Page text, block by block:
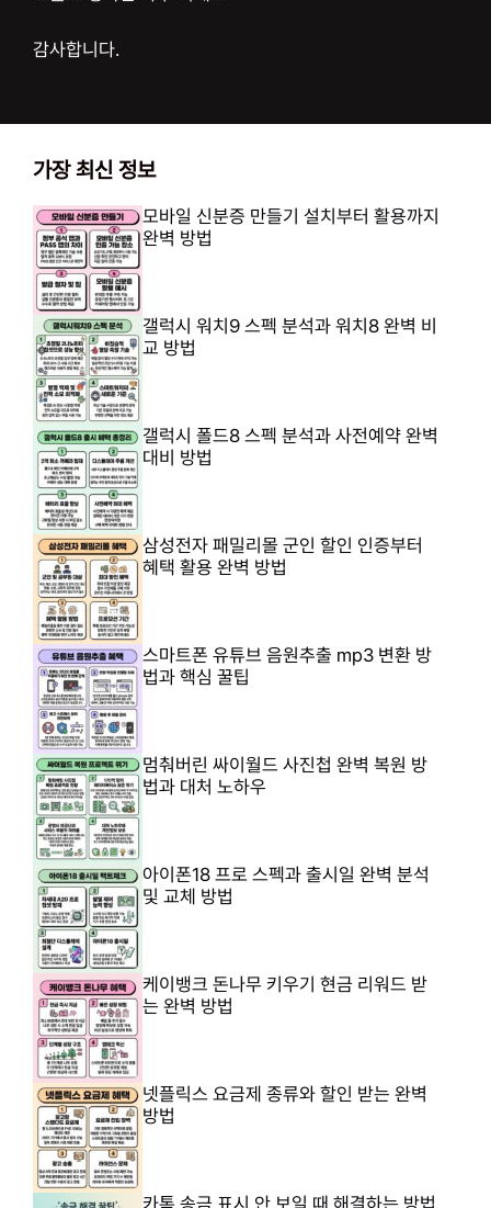
감사합니다.
가장 최신 정보
모바일 신분증 만들기 설치부터 활용까지
완벽 방법
갤럭시 워치9 스펙 분석과 워치8 완벽 비
교 방법
갤럭시 폴드8 스펙 분석과 사전예약 완벽
대비 방법
삼성전자 패밀리몰 군인 할인 인증부터
혜택 활용 완벽 방법
스마트폰 유튜브 음원추출 mp3 변환 방
법과 핵심 꿀팁
멈춰버린 싸이월드 사진첩 완벽 복원 방
법과 대처 노하우
아이폰18 프로 스펙과 출시일 완벽 분석
및 교체 방법
케이뱅크 돈나무 키우기 현금 리워드 받
는 완벽 방법
넷플릭스 요금제 종류와 할인 받는 완벽
방법